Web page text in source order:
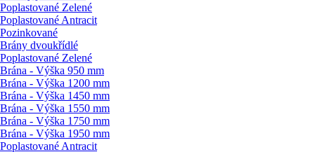
Poplastované Zelené
Poplastované Antracit
Pozinkované
Brány dvoukřídlé
Poplastované Zelené
Brána - Výška 950 mm
Brána - Výška 1200 mm
Brána - Výška 1450 mm
Brána - Výška 1550 mm
Brána - Výška 1750 mm
Brána - Výška 1950 mm
Poplastované Antracit